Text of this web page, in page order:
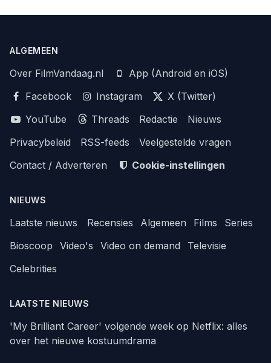
ALGEMEEN
Over FilmVandaag.nl
App (Android en iOS)
Facebook
Instagram
X (Twitter)
YouTube
Threads Redactie
Nieuws
Privacybeleid
RSS-feeds
Veelgestelde vragen
Contact / Adverteren
Cookie-instellingen
NIEUWS
Laatste nieuws Recensies Algemeen Films
Series
Bioscoop
Video's Video on demand
Televisie
Celebrities
LAATSTE NIEUWS
'My Brilliant Career' volgende week op Netflix: alles
over het nieuwe kostuumdrama